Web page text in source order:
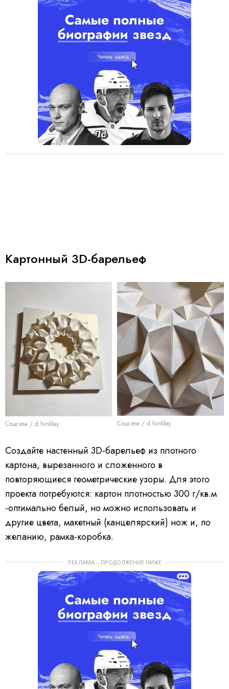
Картонный 3D-барельеф
Соцсети / d.hinklay Соцсети / d.hinklay
Создайте настенный 3D-барельеф из плотного
картона, вырезанного и сложенного в
повторяющиеся геометрические узоры. Для этого
проекта потребуются: картон плотностью 300 г/кв.м
-оптимально белый, но можно использовать и
другие цвета, макетный (канцелярский) нож и, по
желанию, рамка-коробка.
РЕКЛАМА – ПРОДОЛЖЕНИЕ НИЖЕ